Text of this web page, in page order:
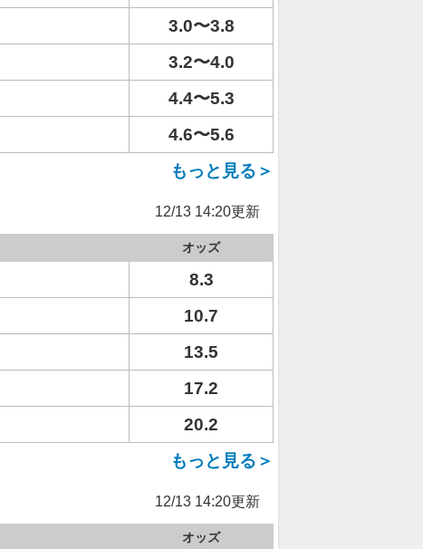
3.0〜3.8
3.2〜4.0
4.4〜5.3
4.6〜5.6
もっと見る＞
12/13 14:20更新
オッズ
8.3
10.7
13.5
17.2
20.2
もっと見る＞
12/13 14:20更新
オッズ